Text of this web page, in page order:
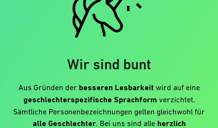
Wir sind bunt
Aus Gründen der besseren Lesbarkeit wird auf eine
geschlechterspezifische Sprachform verzichtet.
Sämtliche Personenbezeichnungen gelten gleichwohl für
alle Geschlechter. Bei uns sind alle herzlich